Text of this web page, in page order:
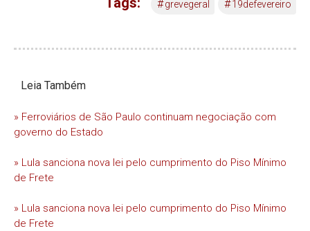
#grevegeral #19defevereiro
Leia Também
» Ferroviários de São Paulo continuam negociação com
governo do Estado
» Lula sanciona nova lei pelo cumprimento do Piso Mínimo
de Frete
» Lula sanciona nova lei pelo cumprimento do Piso Mínimo
de Frete